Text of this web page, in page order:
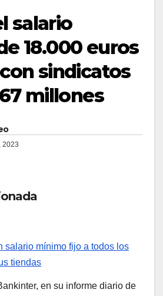
salario
18.000 euros
sindicatos
millones
2023
salario mínimo fijo a todos los
tiendas
en su informe diario de